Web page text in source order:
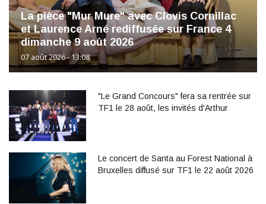
La pièce "Mur Mure" avec Clovis Cornillac
et Laurence Arné rediffusée sur France 4
dimanche 9 août 2026
07 août 2026 - 13:08
"Le Grand Concours" fera sa rentrée sur
TF1 le 28 août, les invités d'Arthur
Le concert de Santa au Forest National à
Bruxelles diffusé sur TF1 le 22 août 2026